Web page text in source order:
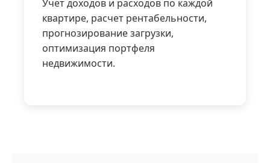
Учет доходов и расходов по каждой
квартире, расчет рентабельности,
прогнозирование загрузки,
оптимизация портфеля
недвижимости.